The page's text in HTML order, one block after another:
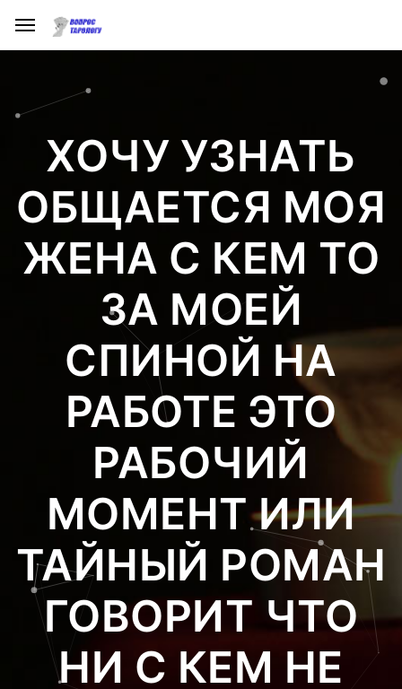
ХОЧУ УЗНАТЬ
ОБЩАЕТСЯ МОЯ
ЖЕНА С КЕМ ТО
ЗА МОЕЙ
СПИНОЙ НА
РАБОТЕ ЭТО
РАБОЧИЙ
МОМЕНТ ИЛИ
ТАЙНЫЙ РОМАН
ГОВОРИТ ЧТО
НИ С КЕМ НЕ